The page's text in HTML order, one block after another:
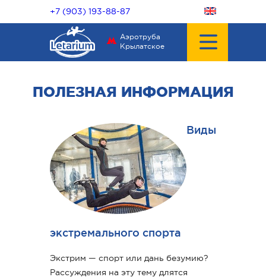
+7 (903) 193-88-87
Аэротруба
Крылатское
ПОЛЕЗНАЯ ИНФОРМАЦИЯ
Виды
экстремального спорта
Экстрим — спорт или дань безумию?
Рассуждения на эту тему длятся